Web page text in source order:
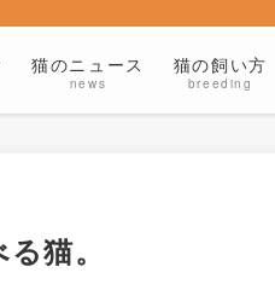
猫のニュース
news
猫の飼い方
breeding
猫。